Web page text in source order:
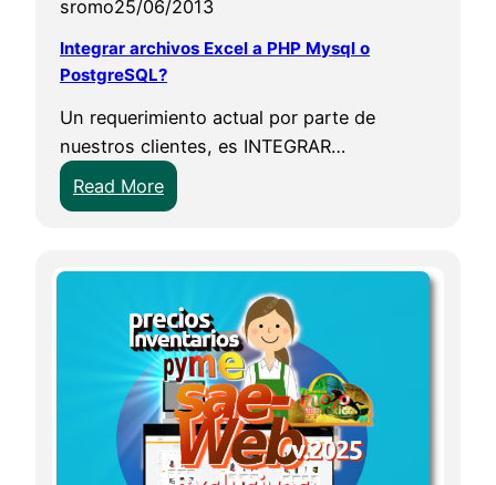
a
g
e
t
o
I
b
a
a
m
e
x
b
n
c
o
m
e
r
sromo25/06/2013
Integrar archivos Excel a PHP Mysql o
PostgreSQL?
Un requerimiento actual por parte de
nuestros clientes, es INTEGRAR…
Read More:
I
t
g
r
a
r
a
r